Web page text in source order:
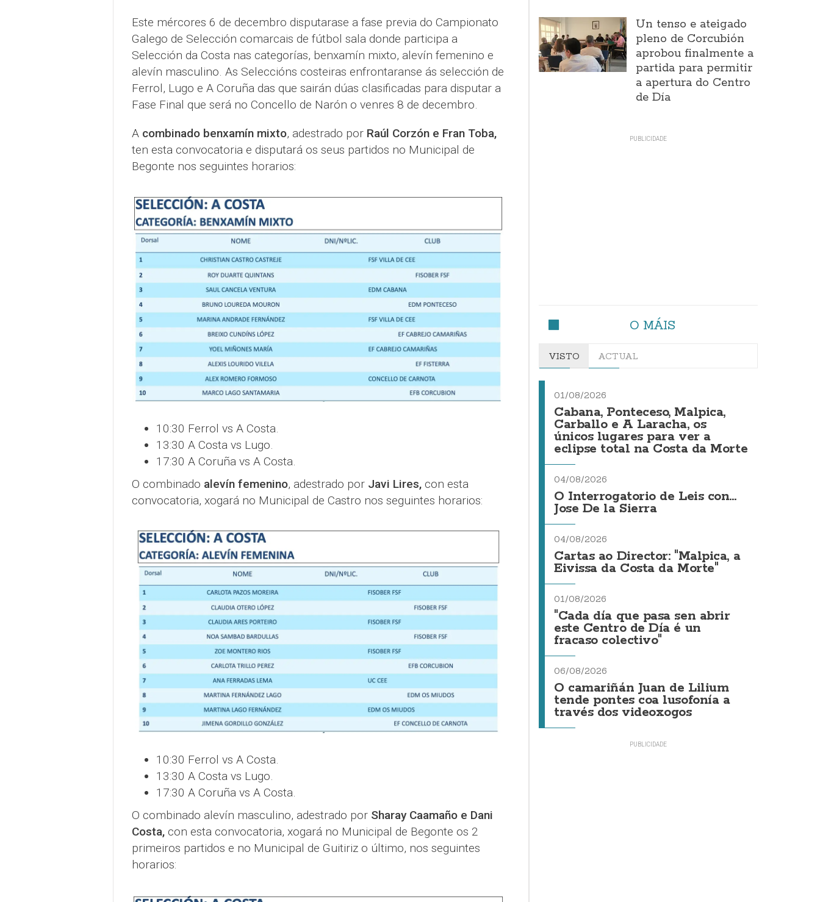
Este mércores 6 de decembro disputarase a fase previa do Campionato
Galego de Selección comarcais de fútbol sala donde participa a
Selección da Costa nas categorías, benxamín mixto, alevín femenino e
alevín masculino. As Seleccións costeiras enfrontaranse ás selección de
Ferrol, Lugo e A Coruña das que sairán dúas clasificadas para disputar a
Fase Final que será no Concello de Narón o venres 8 de decembro.
A combinado benxamín mixto, adestrado por Raúl Corzón e Fran Toba,
ten esta convocatoria e disputará os seus partidos no Municipal de
Begonte nos seguintes horarios:
10:30 Ferrol vs A Costa.
13:30 A Costa vs Lugo.
17:30 A Coruña vs A Costa.
O combinado alevín femenino, adestrado por Javi Lires, con esta
convocatoria, xogará no Municipal de Castro nos seguintes horarios:
10:30 Ferrol vs A Costa.
13:30 A Costa vs Lugo.
17:30 A Coruña vs A Costa.
O combinado alevín masculino, adestrado por Sharay Caamaño e Dani
Costa, con esta convocatoria, xogará no Municipal de Begonte os 2
primeiros partidos e no Municipal de Guitiriz o último, nos seguintes
horarios:
Un tenso e ateigado
pleno de Corcubión
aprobou finalmente a
partida para permitir
a apertura do Centro
de Día
O MÁIS
VISTO ACTUAL
01/08/2026
Cabana, Ponteceso, Malpica,
Carballo e A Laracha, os
únicos lugares para ver a
eclipse total na Costa da Morte
04/08/2026
O Interrogatorio de Leis con...
Jose De la Sierra
04/08/2026
Cartas ao Director: "Malpica, a
Eivissa da Costa da Morte"
01/08/2026
"Cada día que pasa sen abrir
este Centro de Día é un
fracaso colectivo"
06/08/2026
O camariñán Juan de Lilium
tende pontes coa lusofonía a
través dos videoxogos